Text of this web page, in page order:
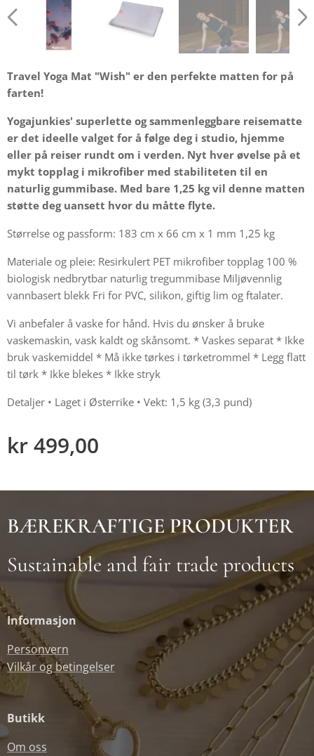
Travel Yoga Mat "Wish" er den perfekte matten for på
farten!
Yogajunkies' superlette og sammenleggbare reisematte
er det ideelle valget for å følge deg i studio, hjemme
eller på reiser rundt om i verden. Nyt hver øvelse på et
mykt topplag i mikrofiber med stabiliteten til en
naturlig gummibase. Med bare 1,25 kg vil denne matten
støtte deg uansett hvor du måtte flyte.
Størrelse og passform: 183 cm x 66 cm x 1 mm 1,25 kg
Materiale og pleie: Resirkulert PET mikrofiber topplag 100 %
biologisk nedbrytbar naturlig tregummibase Miljøvennlig
vannbasert blekk Fri for PVC, silikon, giftig lim og ftalater.
Vi anbefaler å vaske for hånd. Hvis du ønsker å bruke
vaskemaskin, vask kaldt og skånsomt. * Vaskes separat * Ikke
bruk vaskemiddel * Må ikke tørkes i tørketrommel * Legg flatt
til tørk * Ikke blekes * Ikke stryk
Detaljer • Laget i Østerrike • Vekt: 1,5 kg (3,3 pund)
kr499,00
BÆREKRAFTIGE PRODUKTER
Sustainable and fair trade products
Informasjon
Personvern
Vilkår og betingelser
Butikk
Om oss